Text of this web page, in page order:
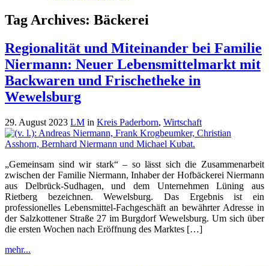
Tag Archives: Bäckerei
Regionalität und Miteinander bei Familie
Niermann: Neuer Lebensmittelmarkt mit
Backwaren und Frischetheke in
Wewelsburg
29. August 2023 LM in Kreis Paderborn, Wirtschaft
„Gemeinsam sind wir stark“ – so lässt sich die Zusammenarbeit
zwischen der Familie Niermann, Inhaber der Hofbäckerei Niermann
aus Delbrück-Sudhagen, und dem Unternehmen Lüning aus
Rietberg bezeichnen. Wewelsburg. Das Ergebnis ist ein
professionelles Lebensmittel-Fachgeschäft an bewährter Adresse in
der Salzkottener Straße 27 im Burgdorf Wewelsburg. Um sich über
die ersten Wochen nach Eröffnung des Marktes […]
mehr...